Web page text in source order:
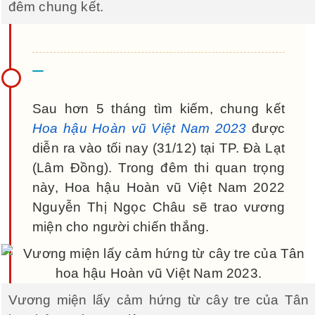
đêm chung kết.
Sau hơn 5 tháng tìm kiếm, chung kết
Hoa hậu Hoàn vũ Việt Nam 2023 được
diễn ra vào tối nay (31/12) tại TP. Đà Lạt
(Lâm Đồng). Trong đêm thi quan trọng
này, Hoa hậu Hoàn vũ Việt Nam 2022
Nguyễn Thị Ngọc Châu sẽ trao vương
miện cho người chiến thắng.
Vương miện lấy cảm hứng từ cây tre của Tân